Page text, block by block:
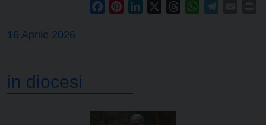
FacebookPinterestLinkedIn ThreadsWhatsApp
16 Aprile 2026
in diocesi